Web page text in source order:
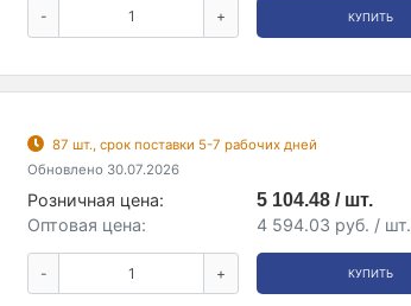
- + КУПИТЬ
87 шт., срок поставки 5-7 рабочих дней
Обновлено 30.07.2026
Розничная цена:
5 104.48 / шт.
Оптовая цена:
4 594.03 руб. / шт.
- + КУПИТЬ